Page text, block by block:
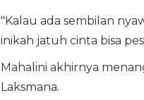
"Kalau ada sembilan
inikah jatuh cinta bisa
Mahalini akhirnya
Laksmana.